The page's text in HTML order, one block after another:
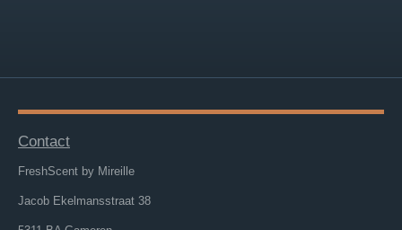
Contact
FreshScent by Mireille
Jacob Ekelmansstraat 38